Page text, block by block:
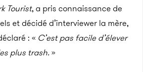
Tourist, a pris connaissance de
et décidé d’interviewer la mère,
: « C’est pas facile d’élever
plus trash.»